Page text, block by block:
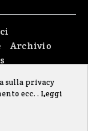
Archivio
byfontana.lu
(Federazione Italiana
sulla privacy
ecc. . Leggi